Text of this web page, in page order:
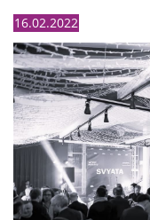
16.02.2022